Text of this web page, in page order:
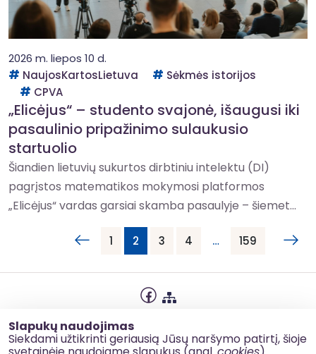
Slapukų naudojimas
Siekdami užtikrinti geriausią Jūsų naršymo patirtį, šioje
2026 m. liepos 10 d.
NaujosKartosLietuva
Sėkmės istorijos
CPVA
„Elicėjus“ – studento svajonė, išaugusi iki
pasaulinio pripažinimo sulaukusio
startuolio
Šiandien lietuvių sukurtos dirbtiniu intelektu (DI)
pagrįstos matematikos mokymosi platformos
„Elicėjus“ vardas garsiai skamba pasaulyje – šiemet...
1 2 3 4 … 159
Slapukų naudojimas